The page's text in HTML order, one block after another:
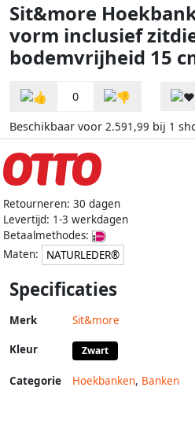
Sit&more
vorm inclusief
bodemvrijheid 15
0
Beschikbaar voor 2.591,99 bij 1
Retourneren: 30 dagen
Levertijd: 1-3 werkdagen
Betaalmethodes:
Maten:
NATURLEDER®
Specificaties
Merk Sit&more
Kleur Zwart
Categorie Hoekbanken, Banken